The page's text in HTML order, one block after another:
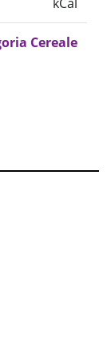
Cereale